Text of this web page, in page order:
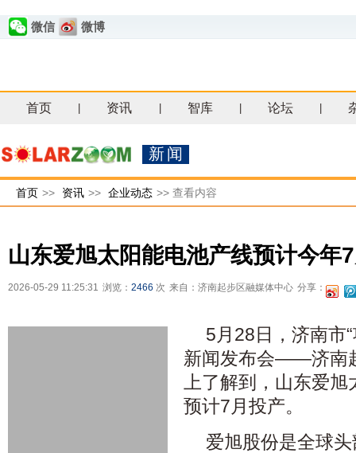
微信 微博
首页 资讯 智库 论坛
新闻
首页 >> 资讯 >> 企业动态 >> 查看内容
山东爱旭太阳能电池产线预计今年
2026-05-29 11:25:31 浏览： 2466 次 来自：济南起步区融媒体中心 分享：
5月28日，济南市
新闻发布会——济南
上了解到，山东爱
预计7月投产。
爱旭股份是全球